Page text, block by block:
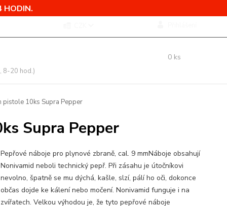
HODIN.
8-20 hod.)
0 ks
pistole 10ks Supra Pepper
Supra Pepper
Pepřové náboje pro plynové zbraně, cal. 9 mmNáboje obsahují
Nonivamid neboli technický pepř. Při zásahu je útočníkovi
nevolno, špatně se mu dýchá, kašle, slzí, pálí ho oči, dokonce
občas dojde ke kálení nebo močení. Nonivamid funguje i na
zvířatech. Velkou výhodou je, že tyto pepřové náboje